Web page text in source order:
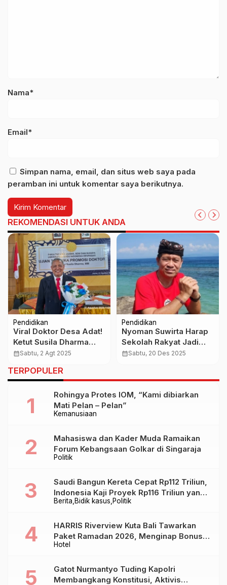
Nama*
Email*
Simpan nama, email, dan situs web saya pada
peramban ini untuk komentar saya berikutnya.
REKOMENDASI UNTUK ANDA
Pendidikan
Viral Doktor Desa Adat!
Ketut Susila Dharma
Gaungkan Reformasi
Tanpa Plastik
calendar_monthSabtu, 2 Agt 2025
Pendidikan
Nyoman Suwirta Harap
Sekolah Rakyat Jadi
Akses Kemajuan
calendar_monthSabtu, 20 Des 2025
TERPOPULER
Kemanusiaan
Rohingya Protes IOM, “Kami dibiarkan
Mati Pelan – Pelan”
Politik
Mahasiswa dan Kader Muda Ramaikan
Forum Kebangsaan Golkar di Singaraja
Berita Bidik kasus Politik
Saudi Bangun Kereta Cepat Rp112 Triliun,
Indonesia Kaji Proyek Rp116 Triliun yang
Baru Sampai Bandung
Hotel
HARRIS Riverview Kuta Bali Tawarkan
Paket Ramadan 2026, Menginap Bonus
Takjil hingga Bukber Mulai Rp88.888
Gatot Nurmantyo Tuding Kapolri
Membangkang Konstitusi, Aktivis